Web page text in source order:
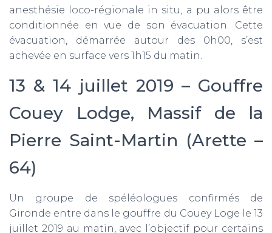
anesthésie loco-régionale in situ, a pu alors être
conditionnée en vue de son évacuation. Cette
évacuation, démarrée autour des 0h00, s’est
achevée en surface vers 1h15 du matin.
13 & 14 juillet 2019 – Gouffre
Couey Lodge, Massif de la
Pierre Saint-Martin (Arette –
64)
Un groupe de spéléologues confirmés de
Gironde entre dans le gouffre du Couey Loge le 13
juillet 2019 au matin, avec l’objectif pour certains